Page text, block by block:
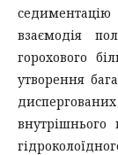
седиментацію
взаємодія
горохового
утворення